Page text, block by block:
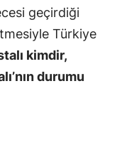
geçirdiği
Türkiye
kimdir,
durumu